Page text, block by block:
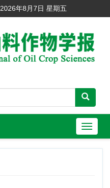
2026年8月7日 星期五
导
航